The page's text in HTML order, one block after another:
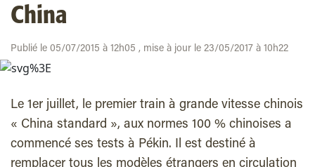
China
Publié le 05/07/2015 à 12h05 , mise à jour le 23/05/2017 à 10h22
Le 1er juillet, le premier train à grande vitesse chinois
« China standard », aux normes 100 % chinoises a
commencé ses tests à Pékin. Il est destiné à
remplacer tous les modèles étrangers en circulation